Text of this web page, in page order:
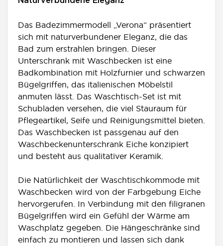
Das Badezimmermodell „Verona“ präsentiert
sich mit naturverbundener Eleganz, die das
Bad zum erstrahlen bringen. Dieser
Unterschrank mit Waschbecken ist eine
Badkombination mit Holzfurnier und schwarzen
Bügelgriffen, das italienischen Möbelstil
anmuten lässt. Das Waschtisch-Set ist mit
Schubladen versehen, die viel Stauraum für
Pflegeartikel, Seife und Reinigungsmittel bieten.
Das Waschbecken ist passgenau auf den
Waschbeckenunterschrank Eiche konzipiert
und besteht aus qualitativer Keramik.
Die Natürlichkeit der Waschtischkommode mit
Waschbecken wird von der Farbgebung Eiche
hervorgerufen. In Verbindung mit den filigranen
Bügelgriffen wird ein Gefühl der Wärme am
Waschplatz gegeben. Die Hängeschränke sind
einfach zu montieren und lassen sich dank